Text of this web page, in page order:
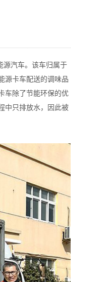
源汽车。该车归属于
源卡车配送的调味品
车除了节能环保的优
中只排放水，因此被